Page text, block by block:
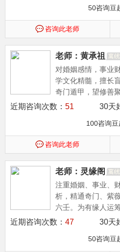
50咨询豆
咨询此老师
老师：黄承祖
对婚姻感情，事业
学文化精髓，擅长
奇门遁甲，望修善
近期咨询次数： 51 30天好
100咨询豆
咨询此老师
老师：灵缘阁
注重婚姻、事业、
析，精通奇门、紫
六壬。为有缘人运
单。
近期咨询次数： 47 30天好
50咨询豆